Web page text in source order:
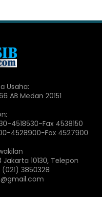
Usaha:
AB Medan 20151
4518530-Fax 4538150
4528900-Fax 4527900
10130, Telepon
3850328